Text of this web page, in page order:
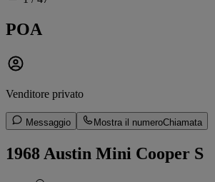
POA
Venditore privato
Messaggio Mostra il numeroChiamata
1968 Austin Mini Cooper S